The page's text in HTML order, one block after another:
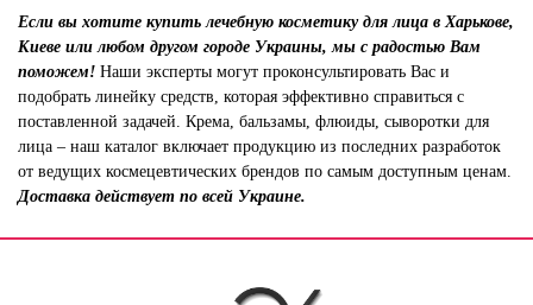
Если вы хотите купить лечебную косметику для лица в Харькове,
Киеве или любом другом городе Украины, мы с радостью Вам
поможем! Наши эксперты могут проконсультировать Вас и
подобрать линейку средств, которая эффективно справиться с
поставленной задачей. Крема, бальзамы, флюиды, сыворотки для
лица – наш каталог включает продукцию из последних разработок
от ведущих космецевтических брендов по самым доступным ценам.
Доставка действует по всей Украине.